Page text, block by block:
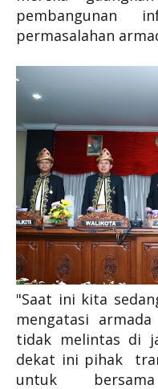
pembangunan
permasalahan
"Saat ini kita
mengatasi
tidak melintas di
dekat ini pihak
untuk